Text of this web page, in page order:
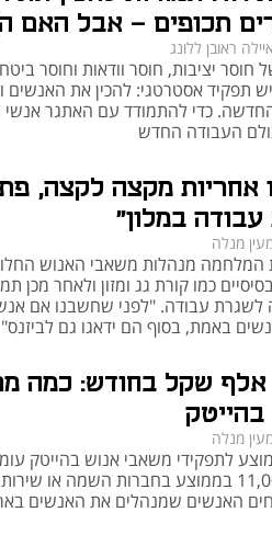
תכופים - אבל האם
איילה ראובן ללונג
חוסר יציבות, חוסר וודאות וחוסר
תפקיד אסטרטגי: להכין את
העבודה החדש
אחריות מקצה לקצה,
במלון"
מנלה
מנהלות משאבי האנוש החלו
כמו קורת גג ומזון ולאחר מכן
לשגרת עבודה. "לפני שחשבנו אם
באמת, בסוף הם ידאגו גם לביזנס"
עד 50 אלף שקל בחודש: כמה
מנלה
לעומת 11,000 בממוצע בחברות השמה או
האנשים שמנהלים את האנשים